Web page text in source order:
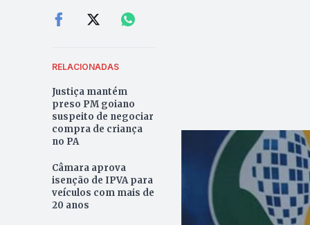
RELACIONADAS
Justiça mantém
preso PM goiano
suspeito de negociar
compra de criança
no PA
Câmara aprova
isenção de IPVA para
veículos com mais de
20 anos